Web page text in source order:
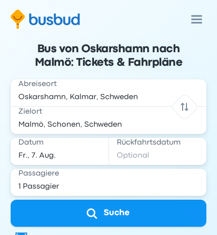
Bus von Oskarshamn nach
Malmö: Tickets & Fahrpläne
Abreiseort
Zielort
Datum Rückfahrtsdatum
Passagiere
Suche